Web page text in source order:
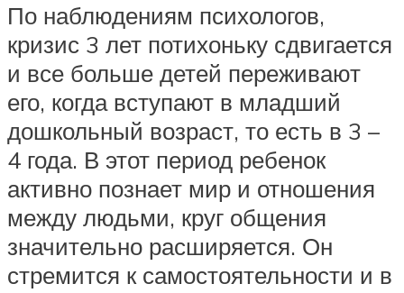
По наблюдениям психологов,
кризис 3 лет потихоньку сдвигается
и все больше детей переживают
его, когда вступают в младший
дошкольный возраст, то есть в 3 –
4 года. В этот период ребенок
активно познает мир и отношения
между людьми, круг общения
значительно расширяется. Он
стремится к самостоятельности и в